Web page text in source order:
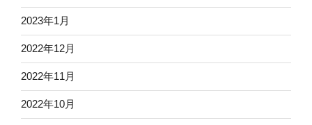
2023年1月
2022年12月
2022年11月
2022年10月